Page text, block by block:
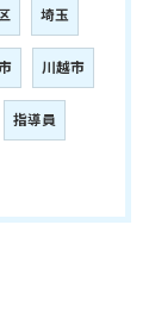
埼玉
川越市
指導員